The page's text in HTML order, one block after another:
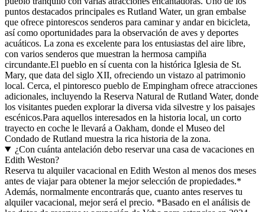
puntos destacados principales es Rutland Water, un gran embalse
que ofrece pintorescos senderos para caminar y andar en bicicleta,
así como oportunidades para la observación de aves y deportes
acuáticos. La zona es excelente para los entusiastas del aire libre,
con varios senderos que muestran la hermosa campiña
circundante.El pueblo en sí cuenta con la histórica Iglesia de St.
Mary, que data del siglo XII, ofreciendo un vistazo al patrimonio
local. Cerca, el pintoresco pueblo de Empingham ofrece atracciones
adicionales, incluyendo la Reserva Natural de Rutland Water, donde
los visitantes pueden explorar la diversa vida silvestre y los paisajes
escénicos.Para aquellos interesados en la historia local, un corto
trayecto en coche le llevará a Oakham, donde el Museo del
Condado de Rutland muestra la rica historia de la zona.
¿Con cuánta antelación debo reservar una casa de vacaciones en
Edith Weston?
Reserva tu alquiler vacacional en Edith Weston al menos dos meses
antes de viajar para obtener la mejor selección de propiedades.*
Además, normalmente encontrarás que, cuanto antes reserves tu
alquiler vacacional, mejor será el precio. *Basado en el análisis de